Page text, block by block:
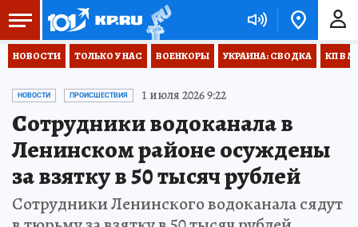
НОВОСТИ ТОЛЬКО У НАС ВОЕНКОРЫ УКРАИНА: СВОДКА КП В
НОВОСТИ ПРОИСШЕСТВИЯ 1 июля 2026 9:22
Сотрудники водоканала в
Ленинском районе осуждены
за взятку в 50 тысяч рублей
Сотрудники Ленинского водоканала сядут